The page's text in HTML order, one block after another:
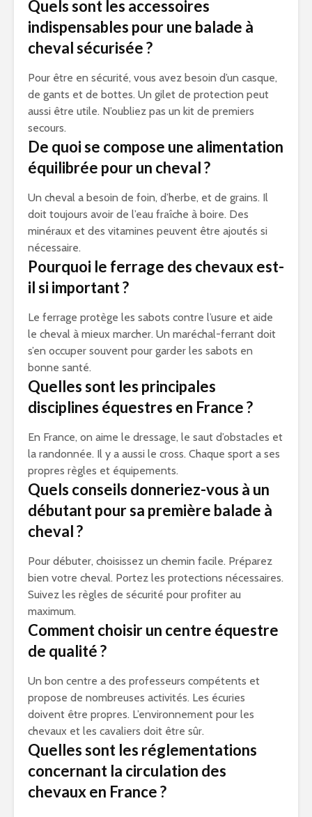
Quels sont les accessoires
indispensables pour une balade à
cheval sécurisée ?
Pour être en sécurité, vous avez besoin d’un casque,
de gants et de bottes. Un gilet de protection peut
aussi être utile. N’oubliez pas un kit de premiers
secours.
De quoi se compose une alimentation
équilibrée pour un cheval ?
Un cheval a besoin de foin, d’herbe, et de grains. Il
doit toujours avoir de l’eau fraîche à boire. Des
minéraux et des vitamines peuvent être ajoutés si
nécessaire.
Pourquoi le ferrage des chevaux est-
il si important ?
Le ferrage protège les sabots contre l’usure et aide
le cheval à mieux marcher. Un maréchal-ferrant doit
s’en occuper souvent pour garder les sabots en
bonne santé.
Quelles sont les principales
disciplines équestres en France ?
En France, on aime le dressage, le saut d’obstacles et
la randonnée. Il y a aussi le cross. Chaque sport a ses
propres règles et équipements.
Quels conseils donneriez-vous à un
débutant pour sa première balade à
cheval ?
Pour débuter, choisissez un chemin facile. Préparez
bien votre cheval. Portez les protections nécessaires.
Suivez les règles de sécurité pour profiter au
maximum.
Comment choisir un centre équestre
de qualité ?
Un bon centre a des professeurs compétents et
propose de nombreuses activités. Les écuries
doivent être propres. L’environnement pour les
chevaux et les cavaliers doit être sûr.
Quelles sont les réglementations
concernant la circulation des
chevaux en France ?